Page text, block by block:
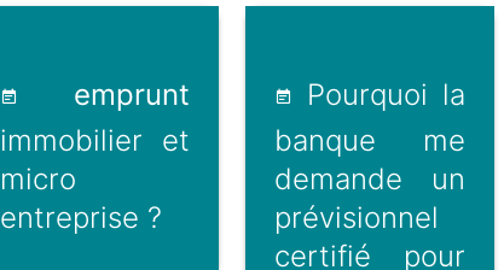
emprunt
immobilier et
micro
entreprise ?
Pourquoi la
banque me
demande un
prévisionnel
certifié pour